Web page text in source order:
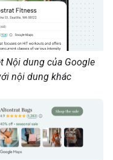
Nội dung của Google
nội dung khác